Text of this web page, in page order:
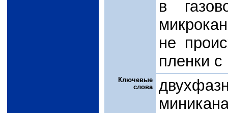
в
не
пленки с
Ключевые
слова